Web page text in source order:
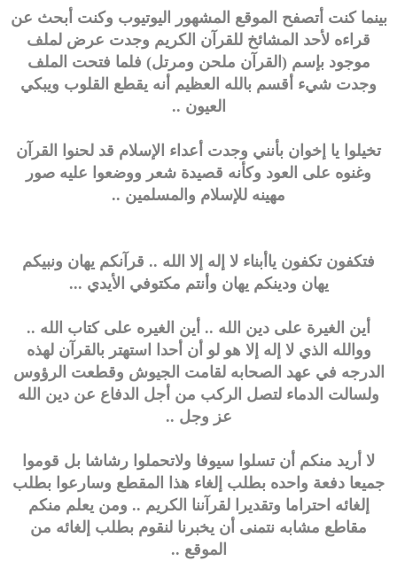
بينما كنت أتصفح الموقع المشهور اليوتيوب وكنت أبحث عن
قراءه لأحد المشائخ للقرآن الكريم وجدت عرض لملف
موجود بإسم (القرآن ملحن ومرتل) فلما فتحت الملف
وجدت شيء أقسم بالله العظيم أنه يقطع القلوب ويبكي
العيون ..
تخيلوا يا إخوان بأنني وجدت أعداء الإسلام قد لحنوا القرآن
وغنوه على العود وكأنه قصيدة شعر ووضعوا عليه صور
مهينه للإسلام والمسلمين ..
فتكفون تكفون ياأبناء لا إله إلا الله .. قرآنكم يهان ونبيكم
يهان ودينكم يهان وأنتم مكتوفي الأيدي ...
أين الغيرة على دين الله .. أين الغيره على كتاب الله ..
ووالله الذي لا إله إلا هو لو أن أحدا استهتر بالقرآن لهذه
الدرجه في عهد الصحابه لقامت الجيوش وقطعت الرؤوس
ولسالت الدماء لتصل الركب من أجل الدفاع عن دين الله
عز وجل ..
لا أريد منكم أن تسلوا سيوفا ولاتحملوا رشاشا بل قوموا
جميعا دفعة واحده بطلب إلغاء هذا المقطع وسارعوا بطلب
إلغائه احتراما وتقديرا لقرآننا الكريم .. ومن يعلم منكم
مقاطع مشابه نتمنى أن يخبرنا لنقوم بطلب إلغائه من
الموقع ..